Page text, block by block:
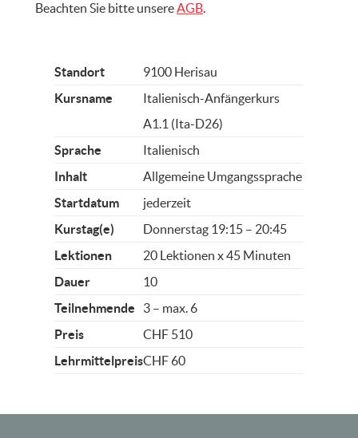
Beachten Sie bitte unsereAGB.
Standort
9100 Herisau
Kursname
Italienisch-Anfängerkurs
A1.1 (Ita-D26)
Sprache
Italienisch
Inhalt
Allgemeine Umgangssprache
Startdatum
jederzeit
Kurstag(e)
Donnerstag 19:15 – 20:45
Lektionen
20 Lektionen x 45 Minuten
Dauer
10
Teilnehmende
3 – max. 6
Preis
CHF 510
LehrmittelpreisCHF 60